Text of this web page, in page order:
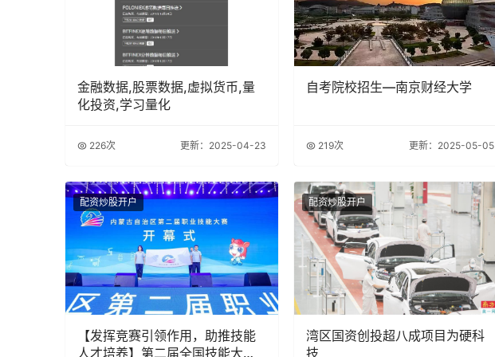
金融数据,股票数据,虚拟货币,量
化投资,学习量化
226次 更新：2025-04-23
自考院校招生—南京财经大学
219次 更新：2025-05-05
配资炒股开户
【发挥竞赛引领作用，助推技能
人才培养】第二届全国技能大赛
配资炒股开户
湾区国资创投超八成项目为硬科
技